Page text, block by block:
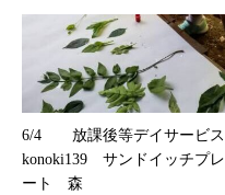
6/4 放課後等デイサービス
konoki139 サンドイッチプレ
ート 森